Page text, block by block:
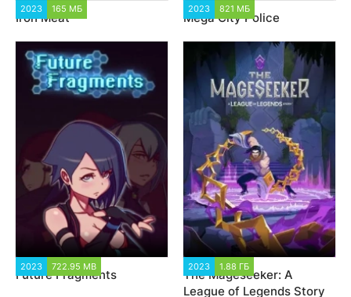
2023 165 МБ
Iron Meat
2023 821 МБ
Mega City Police
2023 722.95 MB
Future Fragments
2023 1.88 ГБ
The Mageseeker: A
League of Legends Story